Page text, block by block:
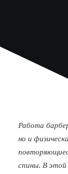
Работа
но и
спины. В этой